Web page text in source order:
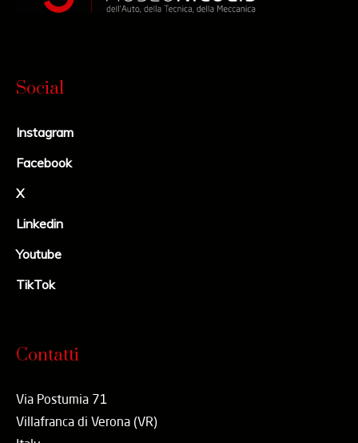
Social
Instagram
Facebook
X
Linkedin
Youtube
TikTok
Contatti
Via Postumia 71
Villafranca di Verona (VR)